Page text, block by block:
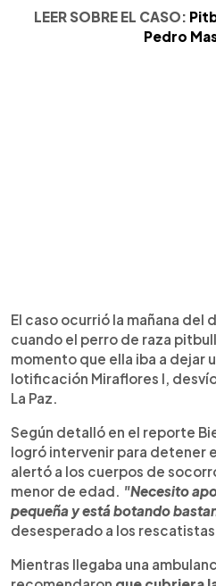
LEER SOBRE EL CASO:
Pedro
El caso ocurrió la mañana del
cuando el perro de raza pitbull
momento que ella iba a dejar
lotificación Miraflores I,
La Paz.
Según detalló en el reporte
logró intervenir para detener
alertó a los cuerpos de
menor de edad. "Necesito
pequeña y está botando
desesperado a los
Mientras llegaba una